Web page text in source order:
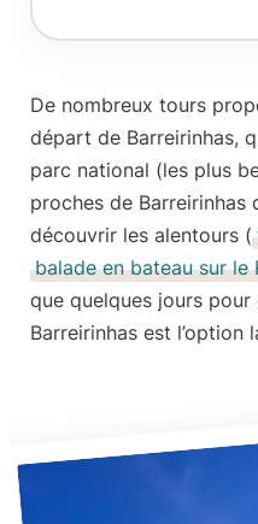
De nombreux tours
départ de Barreirinhas,
parc national (les plus
proches de Barreirinhas
découvrir les alentours (
balade en bateau sur le
que quelques jours
Barreirinhas est l’option